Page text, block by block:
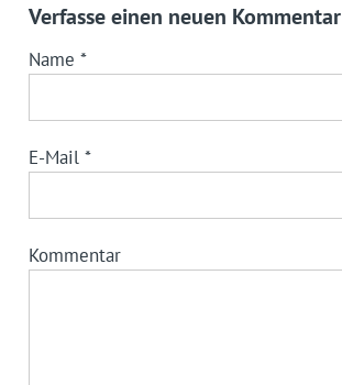
Verfasse einen neuen Kommentar
Name *
E-Mail *
Kommentar